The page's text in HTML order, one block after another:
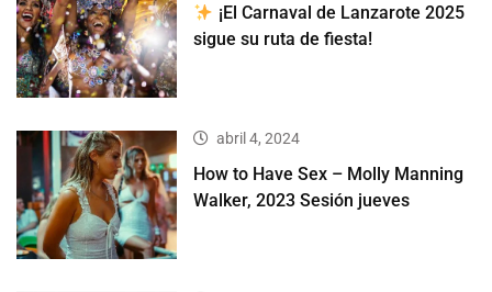
¡El Carnaval de Lanzarote 2025
sigue su ruta de fiesta!
abril 4, 2024
How to Have Sex – Molly Manning
Walker, 2023 Sesión jueves